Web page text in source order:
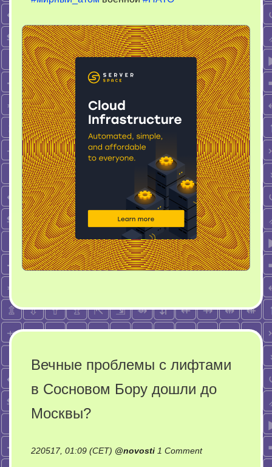
Вечные проблемы с лифтами
в Сосновом Бору дошли до
Москвы?
220517, 01:09 (CET) @novosti 1 Commenton